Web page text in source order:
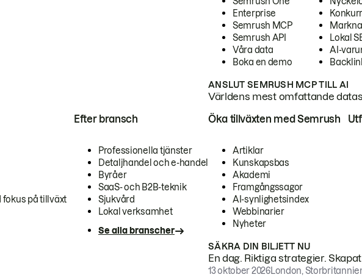
Enterprise
Semrush MCP
Semrush API
Våra data
Boka en demo
Lokal
AI-
ANSLUT SEMRUSH MCP TILL AI
Världens mest omfattande
på tillväxt
Efter bransch
Professionella tjänster
Detaljhandel och e-handel
Byråer
SaaS- och B2B-teknik
Sjukvård
Lokal verksamhet
Se alla branscher
Öka tillväxten med Semrush
Artiklar
Kunskapsbas
Akademi
Framgångssagor
AI-synlighetsindex
Webbinarier
Nyheter
SÄKRA DIN BILJETT NU
En dag. Riktiga strategier.
13 oktober 2026London,